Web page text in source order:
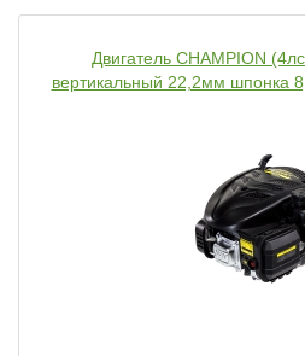
Двигатель CHAMPION
вертикальный 22,2мм шпонка